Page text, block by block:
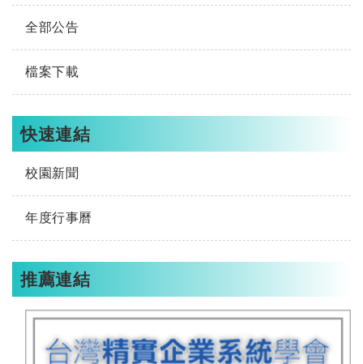
全部公告
檔案下載
快速連結
校園新聞
年度行事曆
推薦連結